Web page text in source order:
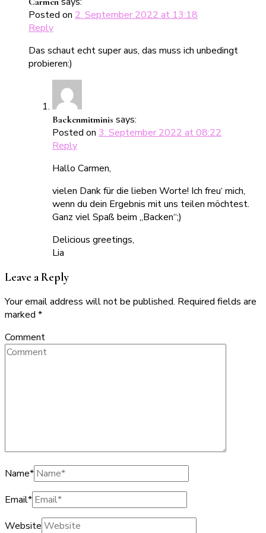
Posted on 2. September 2022 at 13:18
Reply
Das schaut echt super aus, das muss ich unbedingt
probieren:)
Backenmitminis says:
Posted on 3. September 2022 at 08:22
Reply
Hallo Carmen,
vielen Dank für die lieben Worte! Ich freu‘ mich,
wenn du dein Ergebnis mit uns teilen möchtest.
Ganz viel Spaß beim „Backen“;)
Delicious greetings,
Lia
Leave a Reply
Your email address will not be published. Required fields are
marked *
Comment
Name*
Email*
Website